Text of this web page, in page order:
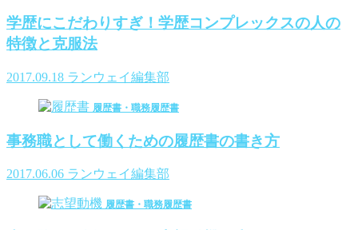
学歴にこだわりすぎ！学歴コンプレックスの人の
特徴と克服法
2017.09.18 ランウェイ編集部
履歴書・職務履歴書
事務職として働くための履歴書の書き方
2017.06.06 ランウェイ編集部
履歴書・職務履歴書